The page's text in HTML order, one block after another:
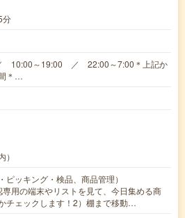
分
10:00～19:00 ／ 22:00～7:00＊上記か
＊…
）
ピッキング・検品、商品管理）
用の端末やリストを見て、今日集める商
チェックします！2）棚まで移動…